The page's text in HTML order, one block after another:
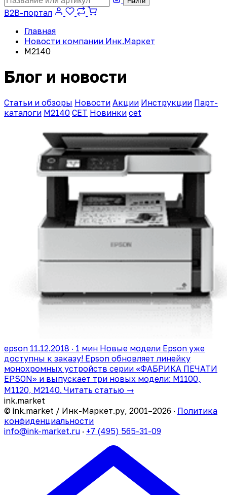
B2B-портал
Главная
Новости компании Инк.Маркет
M2140
Блог и новости
Статьи и обзоры Новости Акции Инструкции Парт-
каталоги M2140 CET Новинки cet
epson 11.12.2018 · 1 мин Новые модели Epson уже
доступны к заказу! Epson обновляет линейку
монохромных устройств серии «ФАБРИКА ПЕЧАТИ
EPSON» и выпускает три новых модели: M1100,
M1120, M2140. Читать статью →
ink.market
© ink.market / Инк-Маркет.ру, 2001–2026 · Политика
конфиденциальности
info@ink-market.ru · +7 (495) 565-31-09